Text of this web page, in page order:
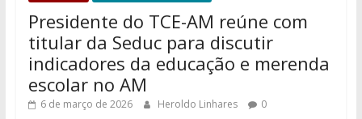
Presidente do TCE-AM reúne com
titular da Seduc para discutir
indicadores da educação e merenda
escolar no AM
6 de março de 2026 Heroldo Linhares 0